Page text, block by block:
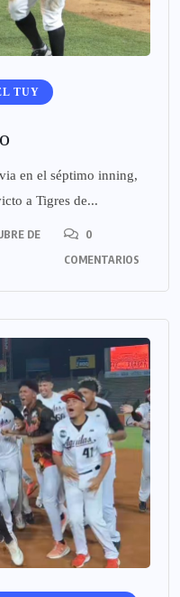
TUY
en el séptimo inning,
a Tigres de...
DE
0
COMENTARIOS